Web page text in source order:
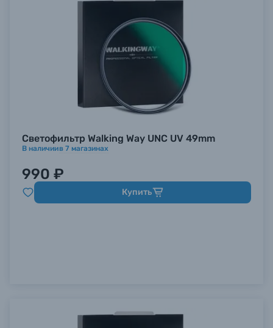
Светофильтр Walking Way UNC UV 49mm
В наличиив 7 магазинах
990 ₽
Купить